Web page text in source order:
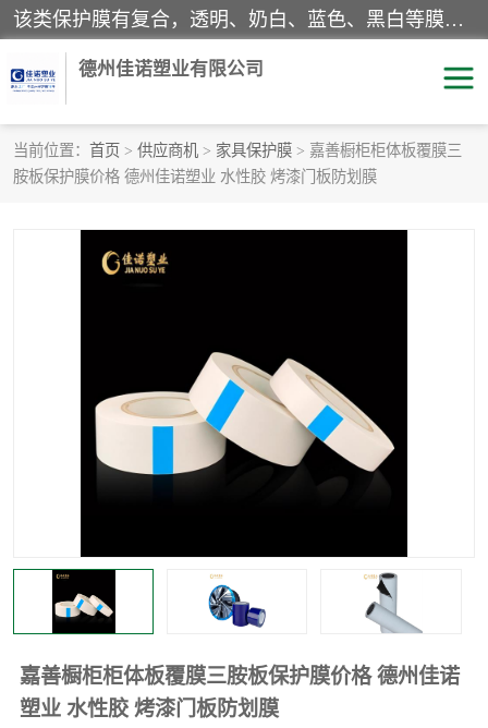
该类保护膜有复合，透明、奶白、蓝色、黑白等膜型。特高粘，高粘，中高粘，中粘，中低粘，低粘等。对于不同的粘力要求有相应的产品相适配。无胶渍残留污染。在较宽的收卷幅度下平整无皱纹，收卷长度大，利于机械化及自动化施工粘贴。为您的产品提供的表面保护解决方案。 产品广泛适用于：铝材、不锈钢、金属、塑料、电子、家电、家具、玻璃、化工材料、装饰材料等。
德州佳诺塑业有限公司
当前位置： 首页 > 供应商机 > 家具保护膜 > 嘉善橱柜柜体板覆膜三
胺板保护膜价格 德州佳诺塑业 水性胶 烤漆门板防划膜
嘉善橱柜柜体板覆膜三胺板保护膜价格 德州佳诺
塑业 水性胶 烤漆门板防划膜
pe保护膜 包装膜
明蓝保护膜 纯黑保护膜
印字保护膜 彩钢板保护膜
窗缝阻风胶带 铝板保护膜
不锈钢板保护膜 一次性隔离膜